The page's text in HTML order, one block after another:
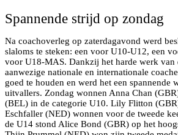
Spannende strijd op zondag
Na coachoverleg op zaterdagavond werd
slaloms te steken: een voor U10-U12, een
voor U18-MAS. Dankzij het harde werk van
aanwezige nationale en internationale
goed te houden en werd het een spannende
uitvallers. Zondag wonnen Anna Chan
(BEL) in de categorie U10. Lily Flitton
Eschfaller (NED) wonnen voor de tweede
de U14 stond Alice Bond (GBR) op het